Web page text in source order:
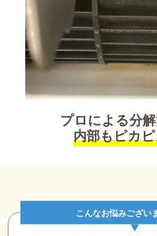
プロによる分解
内部もピカ
こんなお悩みござい